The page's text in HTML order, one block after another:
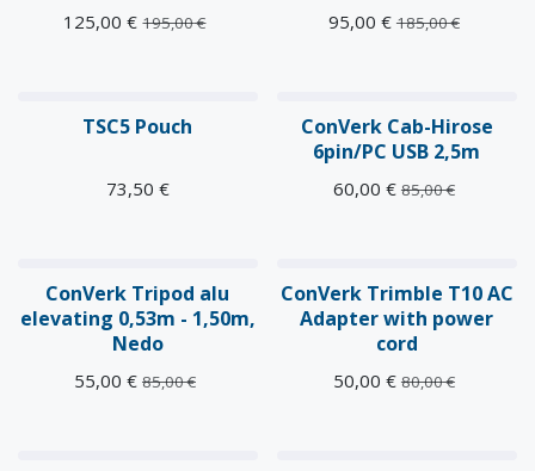
125,00 € 195,00€ 95,00 € 185,00€
TSC5 Pouch
73,50 €
ConVerk Cab-Hirose
6pin/PC USB 2,5m
60,00 € 85,00€
ConVerk Tripod alu
elevating 0,53m - 1,50m,
Nedo
55,00 € 85,00€
ConVerk Trimble T10 AC
Adapter with power
cord
50,00 € 80,00€